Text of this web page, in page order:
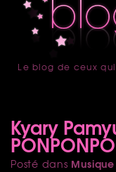
accueil
Le blog de ceux
Kyary
Posté dans Musique